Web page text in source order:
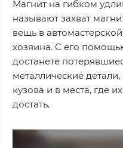
Магнит на гибком
называют захват
вещь в
хозяина. С его
достанете
металлические
кузова и в места, где
достать.